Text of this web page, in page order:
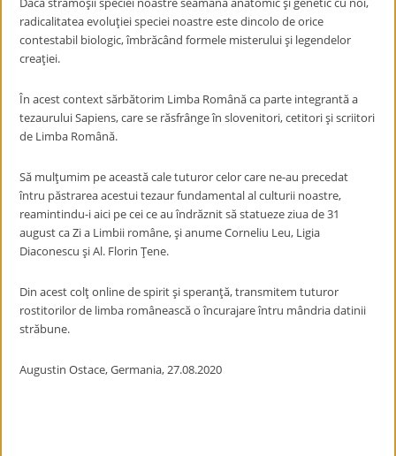
radicalitatea evoluţiei speciei noastre este dincolo de orice
contestabil biologic, îmbrăcând formele misterului şi legendelor
creaţiei.
În acest context sărbătorim Limba Română ca parte integrantă a
tezaurului Sapiens, care se răsfrânge în slovenitori, cetitori şi scriitori
de Limba Română.
Să mulţumim pe această cale tuturor celor care ne-au precedat
întru păstrarea acestui tezaur fundamental al culturii noastre,
reamintindu-i aici pe cei ce au îndrăznit să statueze ziua de 31
august ca Zi a Limbii române, şi anume Corneliu Leu, Ligia
Diaconescu şi Al. Florin Ţene.
Din acest colţ online de spirit şi speranţă, transmitem tuturor
rostitorilor de limba românească o încurajare întru mândria datinii
străbune.
Augustin Ostace, Germania, 27.08.2020